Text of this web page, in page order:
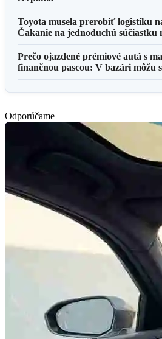
Toyota musela prerobiť logistiku
Čakanie na jednoduchú súčiastku
Prečo ojazdené prémiové autá s
finančnou pascou: V bazári môžu
Odporúčame